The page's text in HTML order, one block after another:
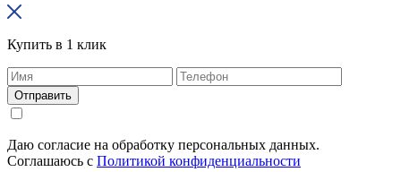
Купить в 1 клик
Отправить
Даю согласие на обработку персональных данных.
Соглашаюсь с Политикой конфиденциальности